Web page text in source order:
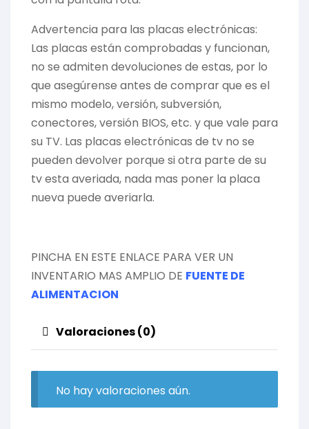
Advertencia para las placas electrónicas:
Las placas están comprobadas y funcionan,
no se admiten devoluciones de estas, por lo
que asegúrense antes de comprar que es el
mismo modelo, versión, subversión,
conectores, versión BIOS, etc. y que vale para
su TV. Las placas electrónicas de tv no se
pueden devolver porque si otra parte de su
tv esta averiada, nada mas poner la placa
nueva puede averiarla.
PINCHA EN ESTE ENLACE PARA VER UN
INVENTARIO MAS AMPLIO DE FUENTE DE
ALIMENTACION
Valoraciones (0)
No hay valoraciones aún.